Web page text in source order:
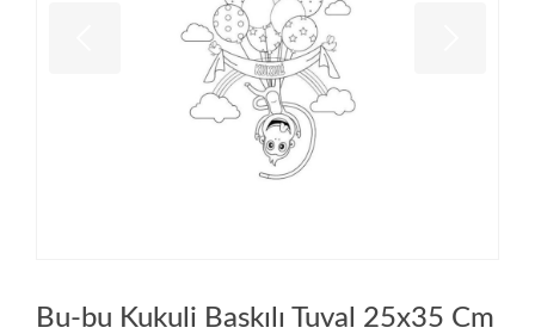
Bu-bu Kukuli Baskılı Tuval 25x35 Cm